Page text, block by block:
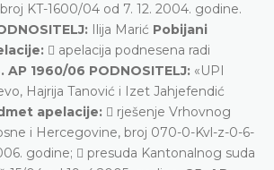
KT-1600/04 od 7. 12. 2004. godine.
Ilija Marić Pobijani
 apelacija podnesena radi
AP 1960/06 PODNOSITELJ: «UPI
Hajrija Tanović i Izet Jahjefendić
apelacije:  rješenje Vrhovnog
i Hercegovine, broj 070-0-Kvl-z-0-6-
godine;  presuda Kantonalnog suda